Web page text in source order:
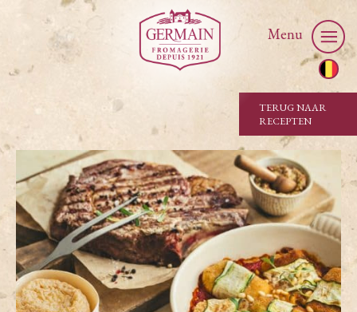
Menu
TERUG NAAR
RECEPTEN